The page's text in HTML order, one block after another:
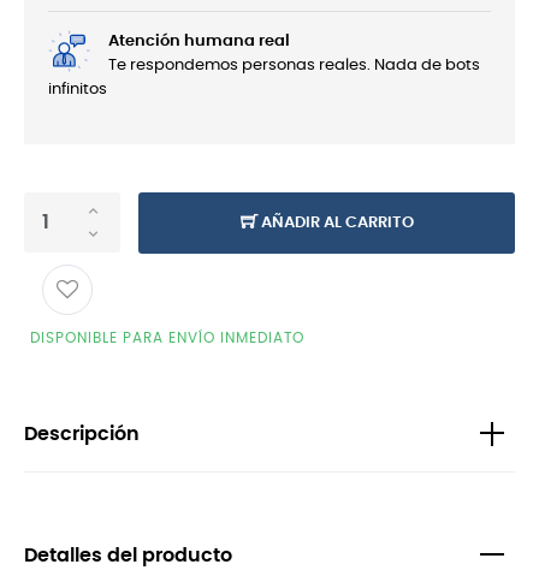
Atención humana real
Te respondemos personas reales. Nada de bots
infinitos
AÑADIR AL CARRITO
DISPONIBLE PARA ENVÍO INMEDIATO
Descripción
Detalles del producto